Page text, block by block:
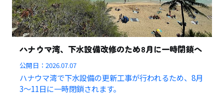
ハナウマ湾、下水設備改修のため8月に一時閉鎖へ
公開日：2026.07.07
ハナウマ湾で下水設備の更新工事が行われるため、8月
3〜11日に一時閉鎖されます。